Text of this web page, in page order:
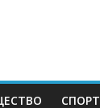
СПОРТ